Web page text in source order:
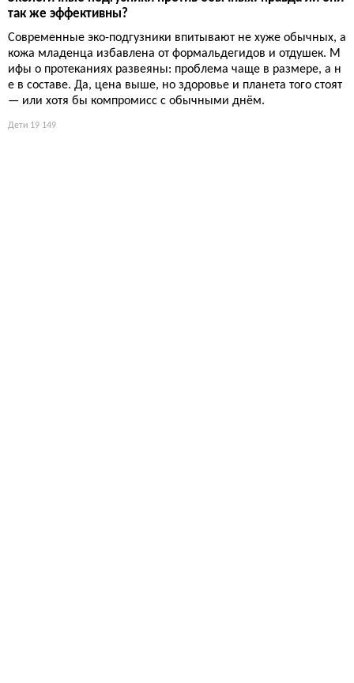
так же эффективны?
Современные эко-подгузники впитывают не хуже обычных, а
кожа младенца избавлена от формальдегидов и отдушек. М
ифы о протеканиях развеяны: проблема чаще в размере, а н
е в составе. Да, цена выше, но здоровье и планета того стоят
— или хотя бы компромисс с обычными днём.
Дети 19 149